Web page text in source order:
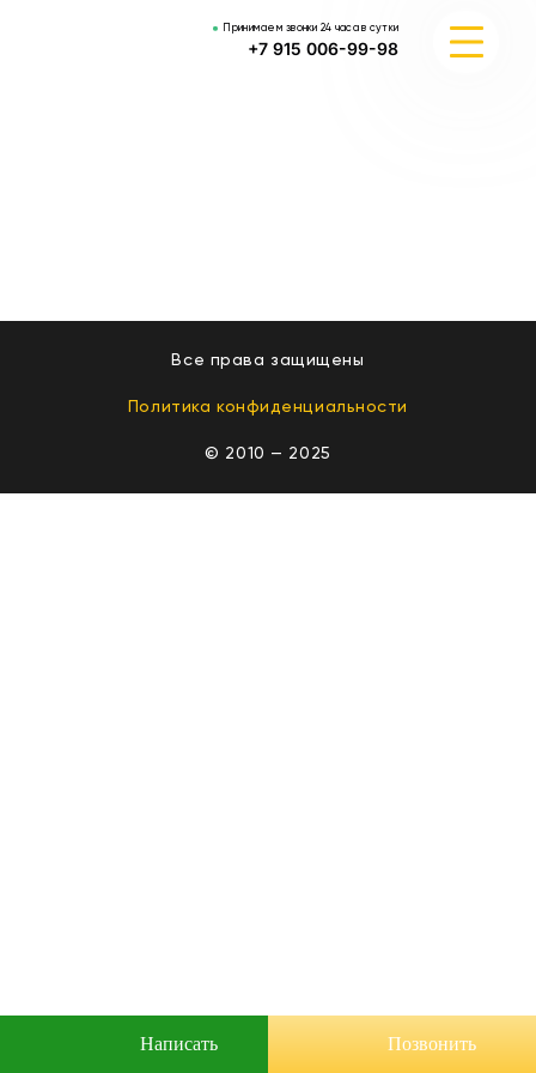
Принимаем звонки 24 часа в сутки
+7 915 006-99-98
КОНТАКТЫ
Все права защищены
Политика конфиденциальности
© 2010 — 2025
Написать Позвонить